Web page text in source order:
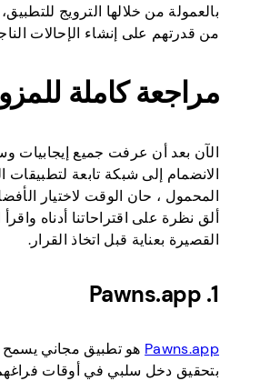
بالعمولة من خلالها الترويج
من قدرتهم على إنشاء الإحالات
مراجعة كاملة
الآن بعد أن عرفت جميع إيجابيات
الانضمام إلى شبكة تابعة لتطبيقات
المحمول ، حان الوقت لاختيار
ألق نظرة على اقتراحاتنا أدناه
القصيرة بعناية قبل اتخاذ القرار.
1. Pawns.app
Pawns.app هو تطبيق مجاني
بتحقيق دخل سلبي في أوقات